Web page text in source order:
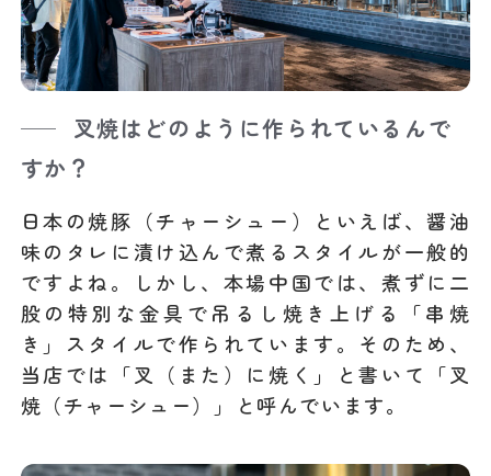
叉焼はどのように作られているんで
すか？
日本の焼豚（チャーシュー）といえば、醤油
味のタレに漬け込んで煮るスタイルが一般的
ですよね。しかし、本場中国では、煮ずに二
股の特別な金具で吊るし焼き上げる「串焼
き」スタイルで作られています。そのため、
当店では「叉（また）に焼く」と書いて「叉
焼（チャーシュー）」と呼んでいます。